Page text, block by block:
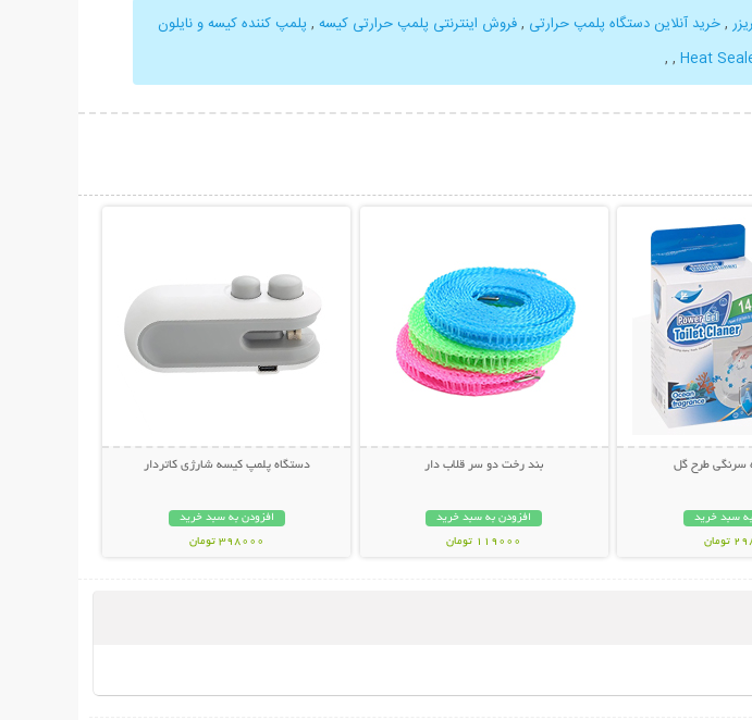
,خرید آنلاین دستگاه پلمپ حرارتی ,فروش اینترنتی پلمپ حرارتی کیسه , پلمپ کننده کیسه و نایلون
Heat
,
,
سرنگی طرح گل
سبد خرید
بند رخت دو سر قلاب دار
افزودن به سبد خرید
119000 تومان
دستگاه پلمپ کیسه شارژی کاتردار
افزودن به سبد خرید
398000 تومان